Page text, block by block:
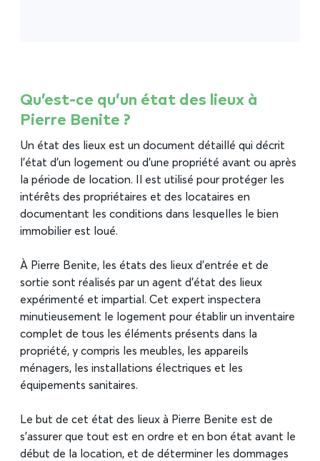
Qu’est-ce qu’un état des lieux à
Pierre Benite ?
Un état des lieux est un document détaillé qui décrit
l’état d’un logement ou d’une propriété avant ou après
la période de location. Il est utilisé pour protéger les
intérêts des propriétaires et des locataires en
documentant les conditions dans lesquelles le bien
immobilier est loué.
À Pierre Benite, les états des lieux d’entrée et de
sortie sont réalisés par un agent d’état des lieux
expérimenté et impartial. Cet expert inspectera
minutieusement le logement pour établir un inventaire
complet de tous les éléments présents dans la
propriété, y compris les meubles, les appareils
ménagers, les installations électriques et les
équipements sanitaires.
Le but de cet état des lieux à Pierre Benite est de
s’assurer que tout est en ordre et en bon état avant le
début de la location, et de déterminer les dommages